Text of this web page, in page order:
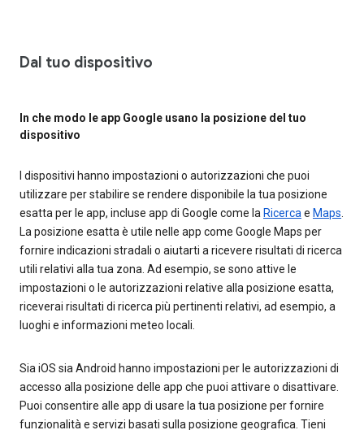
Dal tuo dispositivo
In che modo le app Google usano la posizione del tuo
dispositivo
I dispositivi hanno impostazioni o autorizzazioni che puoi
utilizzare per stabilire se rendere disponibile la tua posizione
esatta per le app, incluse app di Google come la Ricercae Maps.
La posizione esatta è utile nelle app come Google Maps per
fornire indicazioni stradali o aiutarti a ricevere risultati di ricerca
utili relativi alla tua zona. Ad esempio, se sono attive le
impostazioni o le autorizzazioni relative alla posizione esatta,
riceverai risultati di ricerca più pertinenti relativi, ad esempio, a
luoghi e informazioni meteo locali.
Sia iOS sia Android hanno impostazioni per le autorizzazioni di
accesso alla posizione delle app che puoi attivare o disattivare.
Puoi consentire alle app di usare la tua posizione per fornire
funzionalità e servizi basati sulla posizione geografica. Tieni